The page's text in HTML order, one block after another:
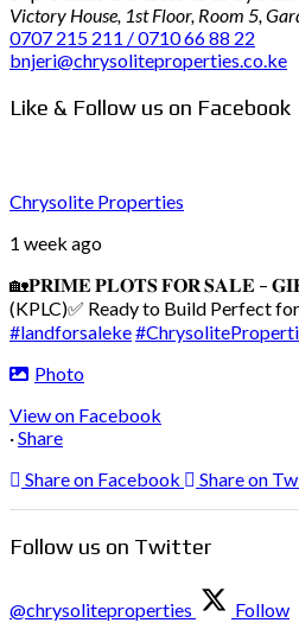
Victory House, 1st Floor, Room 5,
0707 215 211 / 0710 66 88 22
bnjeri@chrysoliteproperties.co.ke
Like & Follow us on Facebook
Chrysolite Properties
1 week ago
🏡𝐏𝐑𝐈𝐌𝐄 𝐏𝐋𝐎𝐓𝐒 𝐅𝐎𝐑 𝐒𝐀𝐋𝐄 –
(KPLC)✅ Ready to Build Perfect
#landforsaleke
Photo
View on Facebook
·Share
Share on Facebook
Share on
Follow us on Twitter
@chrysoliteproperties Follow